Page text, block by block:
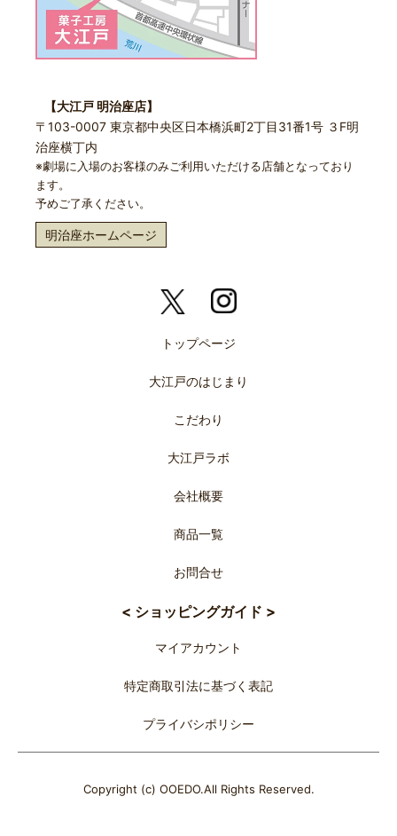
【大江戸 明治座店】
〒103-0007 東京都中央区日本橋浜町2丁目31番1号 ３F明
治座横丁内
※劇場に入場のお客様のみご利用いただける店舗となっており
ます。
予めご了承ください。
明治座ホームページ
トップページ
大江戸のはじまり
こだわり
大江戸ラボ
会社概要
商品一覧
お問合せ
< ショッピングガイド >
マイアカウント
特定商取引法に基づく表記
プライバシポリシー
Copyright (c) OOEDO.All Rights Reserved.